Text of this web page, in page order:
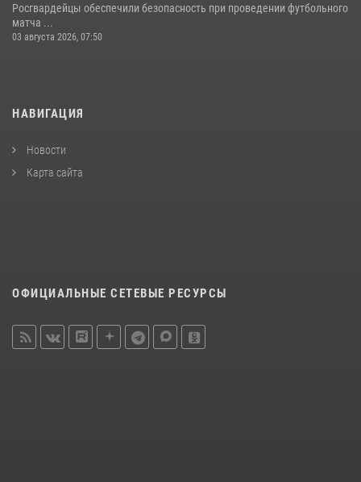
Росгвардейцы обеспечили безопасность при проведении футбольного
матча ...
03 августа 2026, 07:50
НАВИГАЦИЯ
Новости
Карта сайта
ОФИЦИАЛЬНЫЕ СЕТЕВЫЕ РЕСУРСЫ